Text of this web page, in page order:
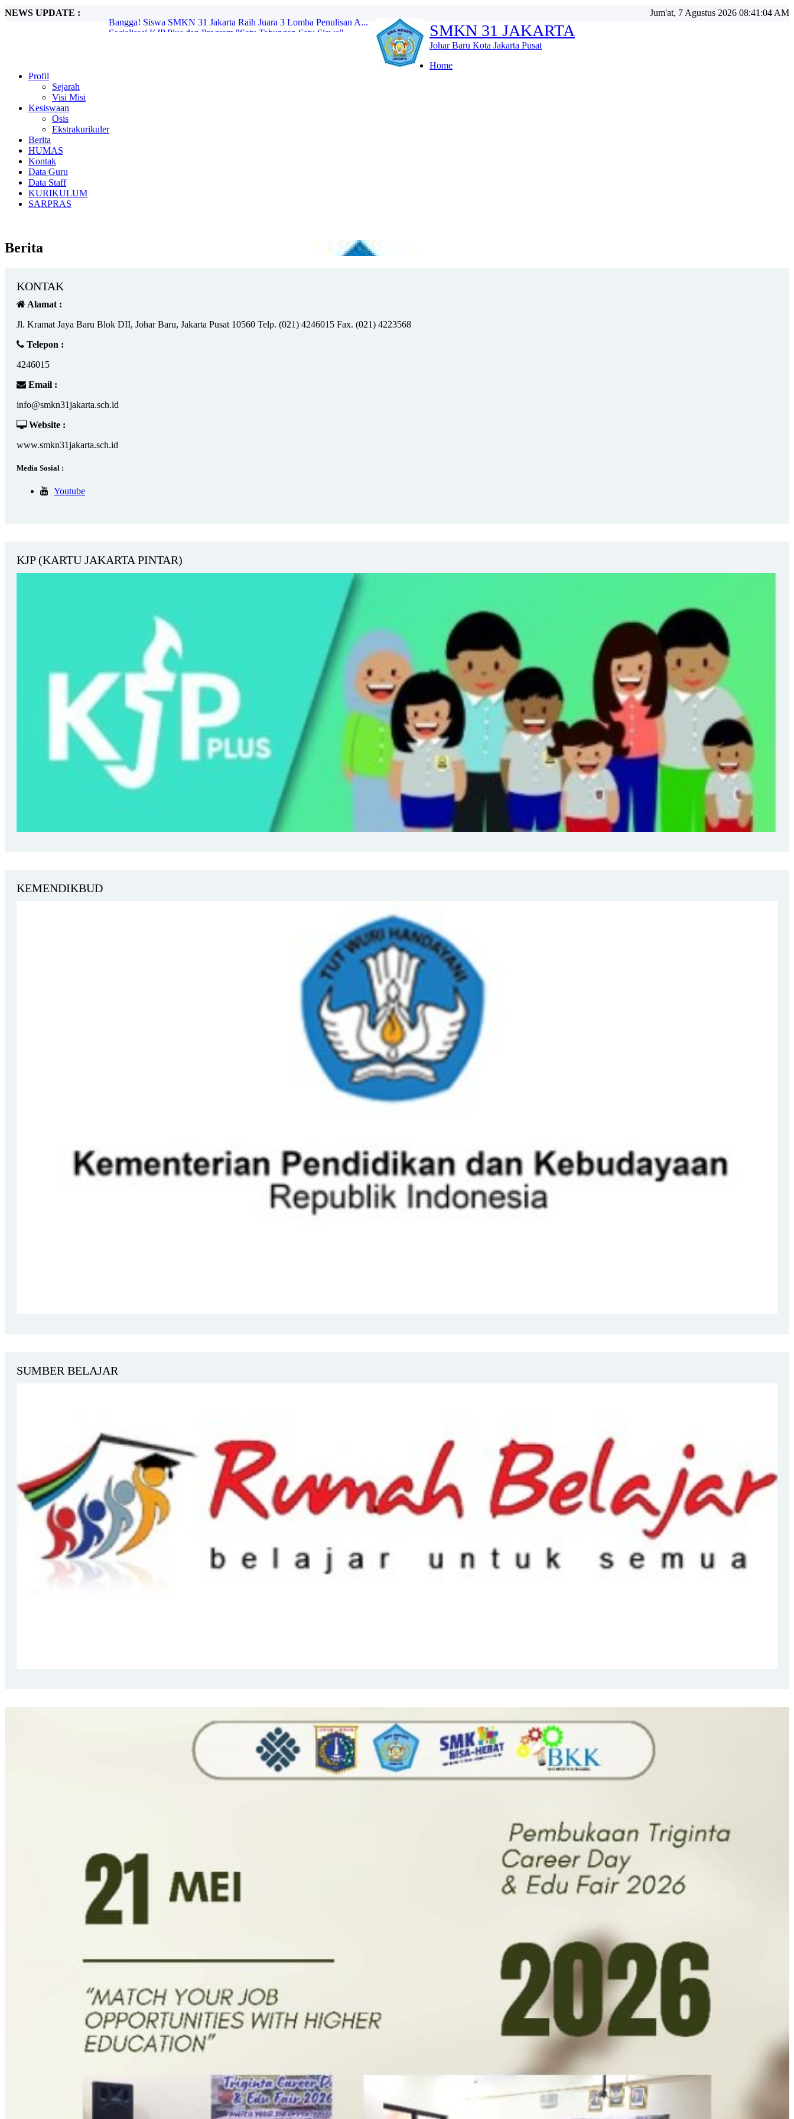
NEWS UPDATE :
Sosialisasi KJP Plus dan Program "Satu Tabungan Satu Siswa",...
Tingkatkan Kedisiplinan dan Penilaian Siswa, SMKN 31 Jakarta...
Jum'at, 7 Agustus 2026 08:41:06 AM
SMKN 31 JAKARTA
Johar Baru Kota Jakarta Pusat
Home
Profil
Sejarah
Visi Misi
Kesiswaan
Osis
Ekstrakurikuler
Berita
HUMAS
Kontak
Data Guru
Data Staff
KURIKULUM
SARPRAS
Berita
KONTAK
Alamat :
Jl. Kramat Jaya Baru Blok DII, Johar Baru, Jakarta Pusat 10560 Telp. (021) 4246015 Fax. (021) 4223568
Telepon :
4246015
Email :
info@smkn31jakarta.sch.id
Website :
www.smkn31jakarta.sch.id
Media Sosial :
Youtube
KJP (KARTU JAKARTA PINTAR)
KEMENDIKBUD
SUMBER BELAJAR